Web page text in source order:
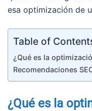
esa optimización de
Table of
¿Qué es la
Recomendaciones
¿Qué es la